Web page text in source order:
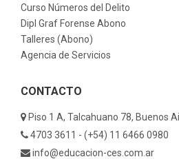
Curso Números del Delito
Dipl Graf Forense Abono
Talleres (Abono)
Agencia de Servicios
CONTACTO
Piso 1 A, Talcahuano 78, Buenos
4703 3611 - (+54) 11 6466 0980
info@educacion-ces.com.ar